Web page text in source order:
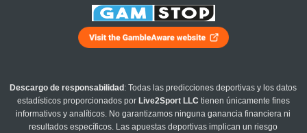
Descargo de responsabilidad : Todas las predicciones deportivas y los datos
estadísticos proporcionados por Live2Sport LLC tienen únicamente fines
informativos y analíticos. No garantizamos ninguna ganancia financiera ni
resultados específicos. Las apuestas deportivas implican un riesgo